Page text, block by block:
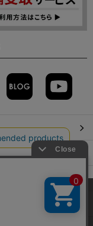
ッキー(Cookie)を使
」をご覧くださ